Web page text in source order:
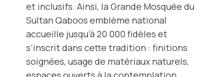
et inclusifs. Ainsi, la Grande Mosquée du
Sultan Qaboos emblème national
accueille jusqu’à 20 000 fidèles et
s’inscrit dans cette tradition : finitions
soignées, usage de matériaux naturels,